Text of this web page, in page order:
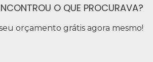
O QUE PROCURAVA?
orçamento grátis agora mesmo!